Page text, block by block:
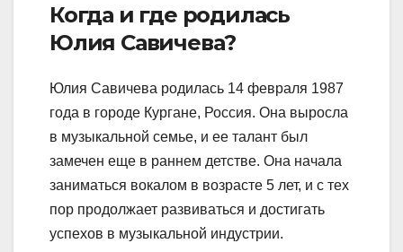
Когда и где родилась
Юлия Савичева?
Юлия Савичева родилась 14 февраля 1987
года в городе Кургане, Россия. Она выросла
в музыкальной семье, и ее талант был
замечен еще в раннем детстве. Она начала
заниматься вокалом в возрасте 5 лет, и с тех
пор продолжает развиваться и достигать
успехов в музыкальной индустрии.